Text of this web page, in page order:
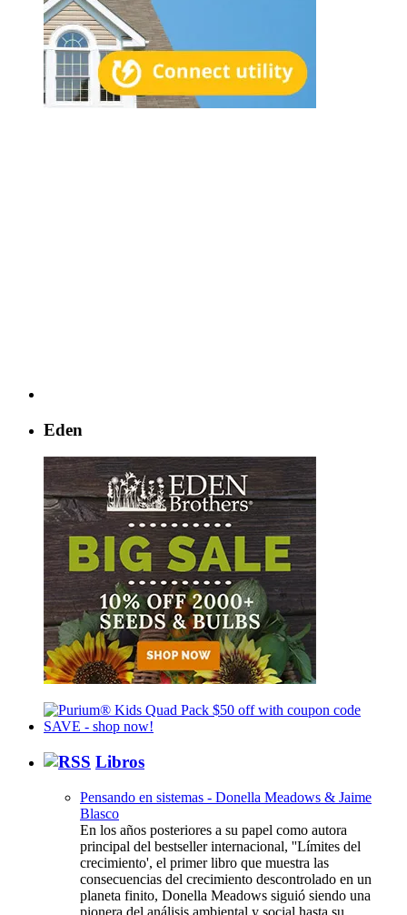
Eden
Libros
Pensando en sistemas - Donella Meadows & Jaime
Blasco
En los años posteriores a su papel como autora
principal del bestseller internacional, ''Límites del
crecimiento', el primer libro que muestra las
consecuencias del crecimiento descontrolado en un
planeta finito, Donella Meadows siguió siendo una
pionera del análisis ambiental y social hasta su